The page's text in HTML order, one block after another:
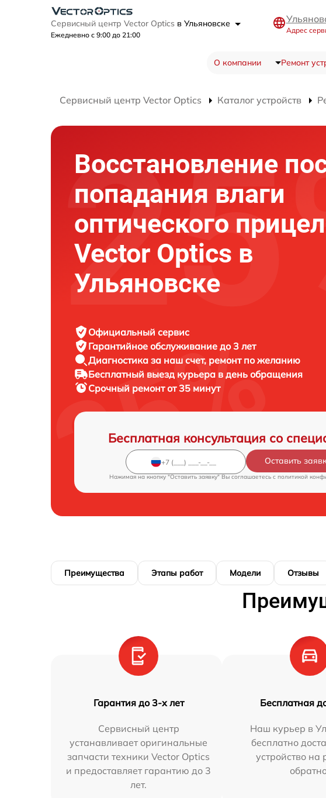
Сервисный центр Vector Optics в Ульяновске
Ежедневно с 9:00 до 21:00
Адрес
О компании Ремонт
Сервисный центр Vector Optics Каталог устройств
Восстановление
попадания влаги
оптического
Vector Optics в
Ульяновске
Официальный сервис
Гарантийное обслуживание до 3 лет
Диагностика за наш счет, ремонт по желанию
Бесплатный выезд курьера в день обращения
Срочный ремонтот 35 минут
Бесплатная консультация со
Оставить
Нажимая на кнопку "Оставить заявку" Вы соглашаетесь c политикой
Преимущества Этапы работ Модели Отзывы
Гарантия до 3-х лет
Сервисный центр
устанавливает оригинальные
запчасти техники Vector Optics
и предоставляет гарантию до 3
лет.
Бесплатная
Наш курьер в
бесплатно
устройство на